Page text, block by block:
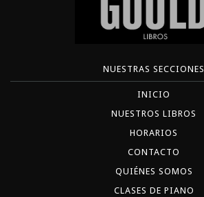
NUESTRAS SECCIONES
INICIO
NUESTROS LIBROS
HORARIOS
CONTACTO
QUIÉNES SOMOS
CLASES DE PIANO